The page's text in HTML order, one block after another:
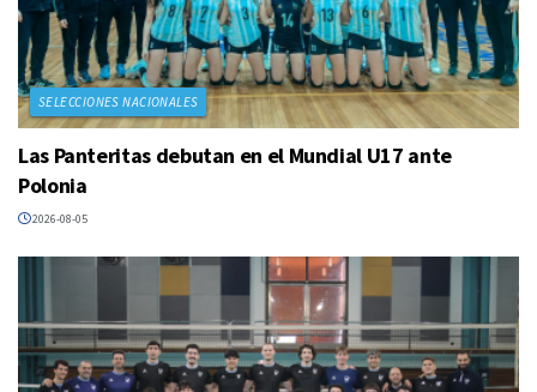
SELECCIONES NACIONALES
Las Panteritas debutan en el Mundial U17 ante
Polonia
2026-08-05